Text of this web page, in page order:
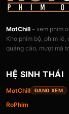
MotChill – xem phim
Kho phim bộ, phim
quảng cáo, mượt mà
HỆ SINH THÁI
MotChill ĐANG XEM
RoPhim